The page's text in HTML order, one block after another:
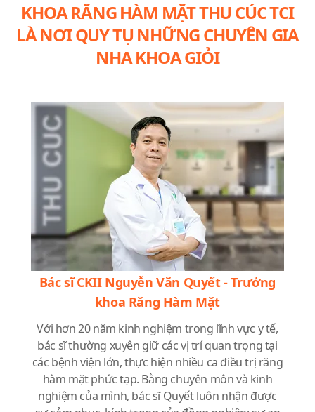
KHOA RĂNG HÀM MẶT THU CÚC TCI
LÀ NƠI QUY TỤ NHỮNG CHUYÊN GIA
NHA KHOA GIỎI
Bác sĩ CKII Nguyễn Văn Quyết - Trưởng
khoa Răng Hàm Mặt
Với hơn 20 năm kinh nghiệm trong lĩnh vực y tế,
bác sĩ thường xuyên giữ các vị trí quan trọng tại
các bệnh viện lớn, thực hiện nhiều ca điều trị răng
hàm mặt phức tạp. Bằng chuyên môn và kinh
nghiệm của mình, bác sĩ Quyết luôn nhận được